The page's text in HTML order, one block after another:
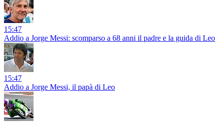
15:47
Addio a Jorge Messi: scomparso a 68 anni il padre e la guida di Leo
15:47
Addio a Jorge Messi, il papà di Leo